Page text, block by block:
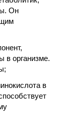
Он
в организме.
в